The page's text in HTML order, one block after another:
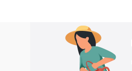
Deze gieter is stevig,
sproeikop is makkelijk af
Geplaatst op 28/06/2020